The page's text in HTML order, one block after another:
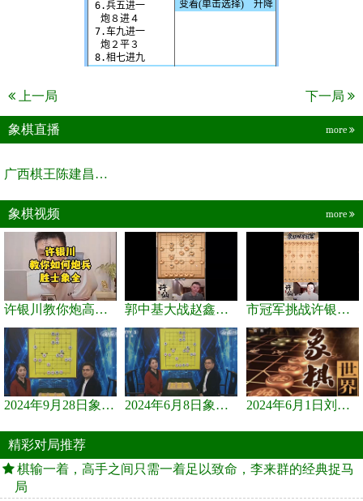
上一局 下一局
象棋直播 more
广西棋王陈建昌直播间
象棋视频 more
许银川教你炮高兵士象全如何赢士象全，简单四步即可 郭中基大战赵鑫鑫，许银川激情讲解 市冠军挑战许银川，急进中兵变化真激烈！
2024年9月28日象棋世界栏目，刘君、蒋川讲解了第九届杨官璘杯象棋... 2024年6月8日象棋世界，刘君、蒋川讲解了第九届杨官璘杯全国象棋... 2024年6月1日刘君、蒋川讲解第三届上海杯象棋大师赛谢靖与李少庚...
精彩对局推荐
棋输一着，高手之间只需一着足以致命，李来群的经典捉马
局